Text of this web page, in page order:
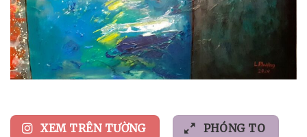
XEM TRÊN TƯỜNG PHÓNG TO